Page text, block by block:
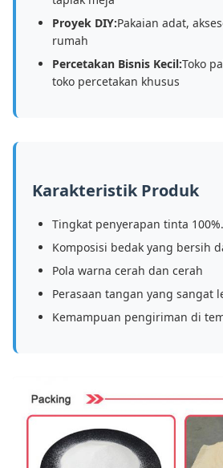
Proyek DIY:Pakaian adat,
rumah
Percetakan Bisnis Kecil:Toko
toko percetakan khusus
Karakteristik Produk
Tingkat penyerapan tinta 100%.
Komposisi bedak yang bersih
Pola warna cerah dan cerah
Perasaan tangan yang sangat
Kemampuan pengiriman di